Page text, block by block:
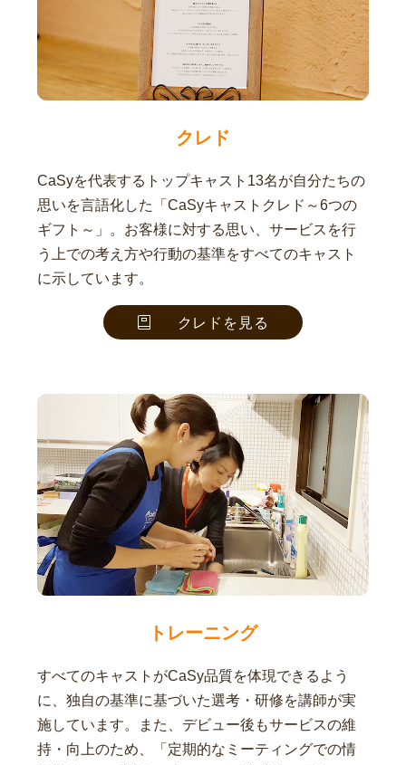
クレド
CaSyを代表するトップキャスト13名が自分たちの
思いを言語化した「CaSyキャストクレド～6つの
ギフト～」。お客様に対する思い、サービスを行
う上での考え方や行動の基準をすべてのキャスト
に示しています。
クレドを見る
トレーニング
すべてのキャストがCaSy品質を体現できるよう
に、独自の基準に基づいた選考・研修を講師が実
施しています。また、デビュー後もサービスの維
持・向上のため、「定期的なミーティングでの情